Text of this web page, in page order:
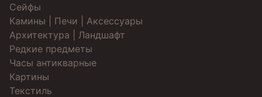
Cейфы
Камины | Печи | Аксессуары
Архитектура | Ландшафт
Редкие предметы
Часы антикварные
Картины
Текстиль